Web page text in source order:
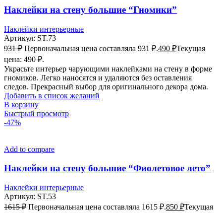
Наклейки на стену большие “Гномики”
Наклейки интерьерные
Артикул: ST.73
931₽ Первоначальная цена составляла 931 ₽.490 ₽Текущая
цена: 490 ₽.
Украсьте интерьер чарующими наклейками на стену в форме
гномиков. Легко наносятся и удаляются без оставления
следов. Прекрасный выбор для оригинального декора дома.
Добавить в список желаний
В корзину
Быстрый просмотр
-47%
Add to compare
Наклейки на стену большие “Фиолетовое лето”
Наклейки интерьерные
Артикул: ST.53
1615₽ Первоначальная цена составляла 1615 ₽.850 ₽Текущая